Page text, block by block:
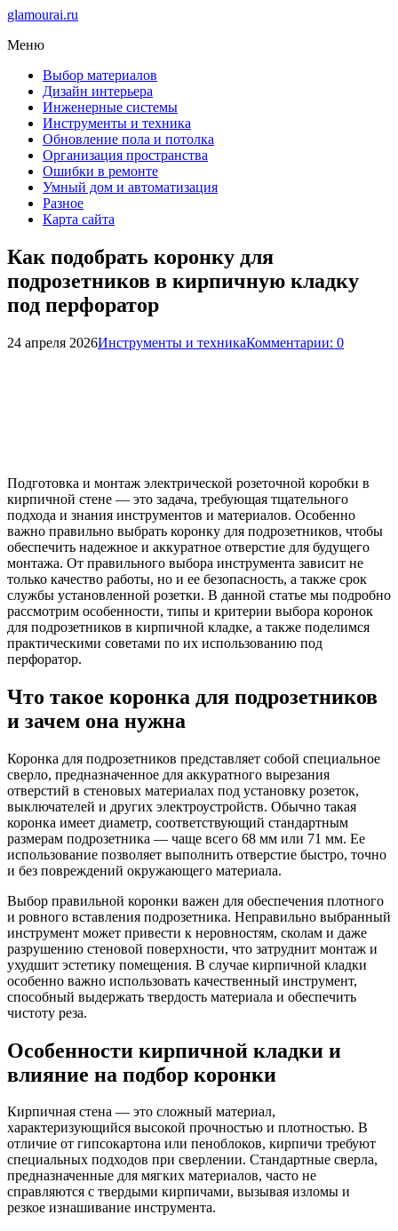
glamourai.ru
Меню
Выбор материалов
Дизайн интерьера
Инженерные системы
Инструменты и техника
Обновление пола и потолка
Организация пространства
Ошибки в ремонте
Умный дом и автоматизация
Разное
Карта сайта
Как подобрать коронку для
подрозетников в кирпичную кладку
под перфоратор
24 апреля 2026Инструменты и техникаКомментарии: 0
Подготовка и монтаж электрической розеточной коробки в
кирпичной стене — это задача, требующая тщательного
подхода и знания инструментов и материалов. Особенно
важно правильно выбрать коронку для подрозетников, чтобы
обеспечить надежное и аккуратное отверстие для будущего
монтажа. От правильного выбора инструмента зависит не
только качество работы, но и ее безопасность, а также срок
службы установленной розетки. В данной статье мы подробно
рассмотрим особенности, типы и критерии выбора коронок
для подрозетников в кирпичной кладке, а также поделимся
практическими советами по их использованию под
перфоратор.
Что такое коронка для подрозетников
и зачем она нужна
Коронка для подрозетников представляет собой специальное
сверло, предназначенное для аккуратного вырезания
отверстий в стеновых материалах под установку розеток,
выключателей и других электроустройств. Обычно такая
коронка имеет диаметр, соответствующий стандартным
размерам подрозетника — чаще всего 68 мм или 71 мм. Ее
использование позволяет выполнить отверстие быстро, точно
и без повреждений окружающего материала.
Выбор правильной коронки важен для обеспечения плотного
и ровного вставления подрозетника. Неправильно выбранный
инструмент может привести к неровностям, сколам и даже
разрушению стеновой поверхности, что затруднит монтаж и
ухудшит эстетику помещения. В случае кирпичной кладки
особенно важно использовать качественный инструмент,
способный выдержать твердость материала и обеспечить
чистоту реза.
Особенности кирпичной кладки и
влияние на подбор коронки
Кирпичная стена — это сложный материал,
характеризующийся высокой прочностью и плотностью. В
отличие от гипсокартона или пеноблоков, кирпичи требуют
специальных подходов при сверлении. Стандартные сверла,
предназначенные для мягких материалов, часто не
справляются с твердыми кирпичами, вызывая изломы и
резкое изнашивание инструмента.